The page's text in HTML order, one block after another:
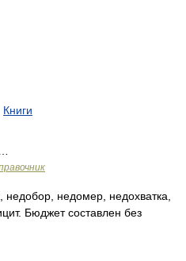
Книги
недомер, недохватка,
Бюджет составлен без